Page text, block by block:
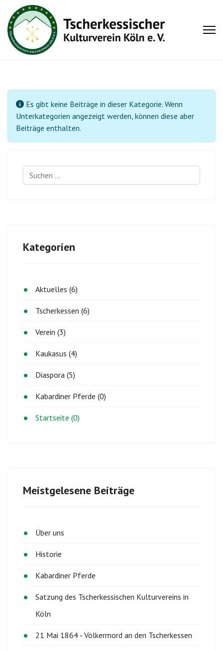
Information
Es gibt keine Beiträge in dieser Kategorie. Wenn
Unterkategorien angezeigt werden, können diese aber
Beiträge enthalten.
Suchen
...
Kategorien
Aktuelles (6)
Tscherkessen (6)
Verein (3)
Kaukasus (4)
Diaspora (5)
Kabardiner Pferde (0)
Startseite (0)
Meistgelesene Beiträge
Über uns
Historie
Kabardiner Pferde
Satzung des Tscherkessischen Kulturvereins in
Köln
21 Mai 1864 - Völkermord an den Tscherkessen